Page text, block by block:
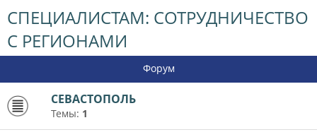
СПЕЦИАЛИСТАМ: СОТРУДНИЧЕСТВО
С РЕГИОНАМИ
Форум
СЕВАСТОПОЛЬ
Темы: 1